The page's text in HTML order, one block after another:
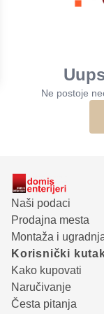
Ne postoje
Naši podaci
Prodajna mesta
Montaža i
Korisnički
Kako kupovati
Naručivanje
Česta pitanja